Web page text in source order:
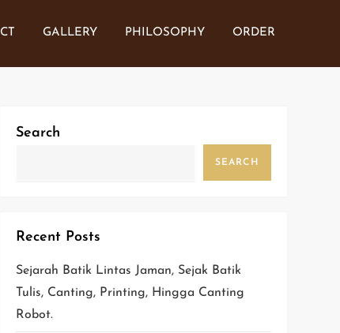
GALLERY PHILOSOPHY ORDER
Search
SEARCH
Recent Posts
Sejarah Batik Lintas Jaman, Sejak Batik
Tulis, Canting, Printing, Hingga Canting
Robot.